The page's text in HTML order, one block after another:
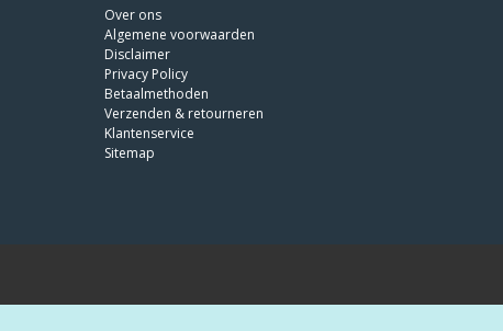
Over ons
Algemene voorwaarden
Disclaimer
Privacy Policy
Betaalmethoden
Verzenden & retourneren
Klantenservice
Sitemap